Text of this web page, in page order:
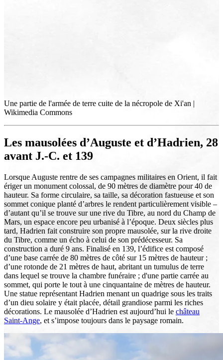
Une partie de l'armée de terre cuite de la nécropole de Xi'an |
Wikimedia Commons
Les mausolées d’Auguste et d’Hadrien, 28
avant J.-C. et 139
Lorsque Auguste rentre de ses campagnes militaires en Orient, il fait
ériger un monument colossal, de 90 mètres de diamètre pour 40 de
hauteur. Sa forme circulaire, sa taille, sa décoration fastueuse et son
sommet conique planté d’arbres le rendent particulièrement visible –
d’autant qu’il se trouve sur une rive du Tibre, au nord du Champ de
Mars, un espace encore peu urbanisé à l’époque. Deux siècles plus
tard, Hadrien fait construire son propre mausolée, sur la rive droite
du Tibre, comme un écho à celui de son prédécesseur. Sa
construction a duré 9 ans. Finalisé en 139, l’édifice est composé
d’une base carrée de 80 mètres de côté sur 15 mètres de hauteur ;
d’une rotonde de 21 mètres de haut, abritant un tumulus de terre
dans lequel se trouve la chambre funéraire ; d'une partie carrée au
sommet, qui porte le tout à une cinquantaine de mètres de hauteur.
Une statue représentant Hadrien menant un quadrige sous les traits
d’un dieu solaire y était placée, détail grandiose parmi les riches
décorations. Le mausolée d’Hadrien est aujourd’hui le château
Saint-Ange, et s’impose toujours dans le paysage romain.